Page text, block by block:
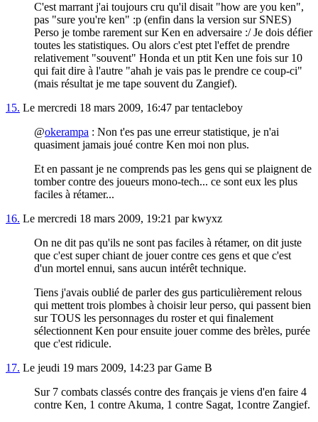
C'est marrant j'ai toujours cru qu'il disait "how are you ken",
pas "sure you're ken" :p (enfin dans la version sur SNES)
Perso je tombe rarement sur Ken en adversaire :/ Je dois défier
toutes les statistiques. Ou alors c'est ptet l'effet de prendre
relativement "souvent" Honda et un ptit Ken une fois sur 10
qui fait dire à l'autre "ahah je vais pas le prendre ce coup-ci"
(mais résultat je me tape souvent du Zangief).
15. Le mercredi 18 mars 2009, 16:47 par tentacleboy
@okerampa : Non t'es pas une erreur statistique, je n'ai
quasiment jamais joué contre Ken moi non plus.
Et en passant je ne comprends pas les gens qui se plaignent de
tomber contre des joueurs mono-tech... ce sont eux les plus
faciles à rétamer...
16. Le mercredi 18 mars 2009, 19:21 par kwyxz
On ne dit pas qu'ils ne sont pas faciles à rétamer, on dit juste
que c'est super chiant de jouer contre ces gens et que c'est
d'un mortel ennui, sans aucun intérêt technique.
Tiens j'avais oublié de parler des gus particulièrement relous
qui mettent trois plombes à choisir leur perso, qui passent bien
sur TOUS les personnages du roster et qui finalement
sélectionnent Ken pour ensuite jouer comme des brèles, purée
que c'est ridicule.
17. Le jeudi 19 mars 2009, 14:23 par Game B
Sur 7 combats classés contre des français je viens d'en faire 4
contre Ken, 1 contre Akuma, 1 contre Sagat, 1contre Zangief.